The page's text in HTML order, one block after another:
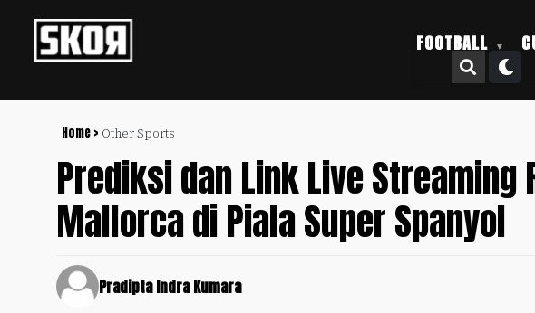
FOOTBALL
Home > Other Sports
Prediksi dan Link Live Streaming
Mallorca di Piala Super Spanyol
Pradipta Indra Kumara
Football +
Culture +
Sports
Update
+
Timnas
Indonesia
Policy
Pedoman
Pemberitaan
Media
Disclaimer
Tentang